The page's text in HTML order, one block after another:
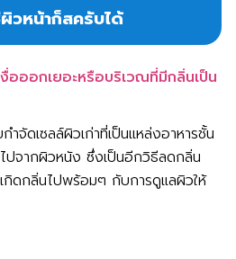
วหน้าก็สครับได้
อออกเยอะหรือบริเวณที่มีกลิ่นเป็น
ำจัดเซลล์ผิวเก่าที่เป็นแหล่งอาหารชั้น
ปจากผิวหนัง ซึ่งเป็นอีกวิธีลดกลิ่น
กิดกลิ่นไปพร้อมๆ กับการดูแลผิวให้